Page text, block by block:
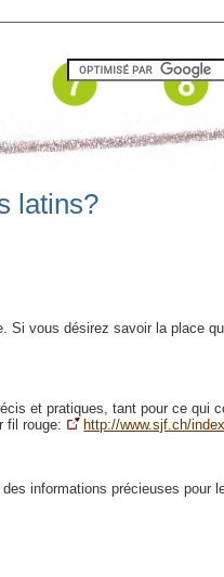
latins?
Si vous désirez savoir la place
et pratiques, tant pour ce qui
fil rouge:
http://www.sjf.ch/
informations précieuses pour